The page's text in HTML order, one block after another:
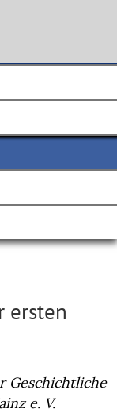
ersten
Geschichtliche
e. V.